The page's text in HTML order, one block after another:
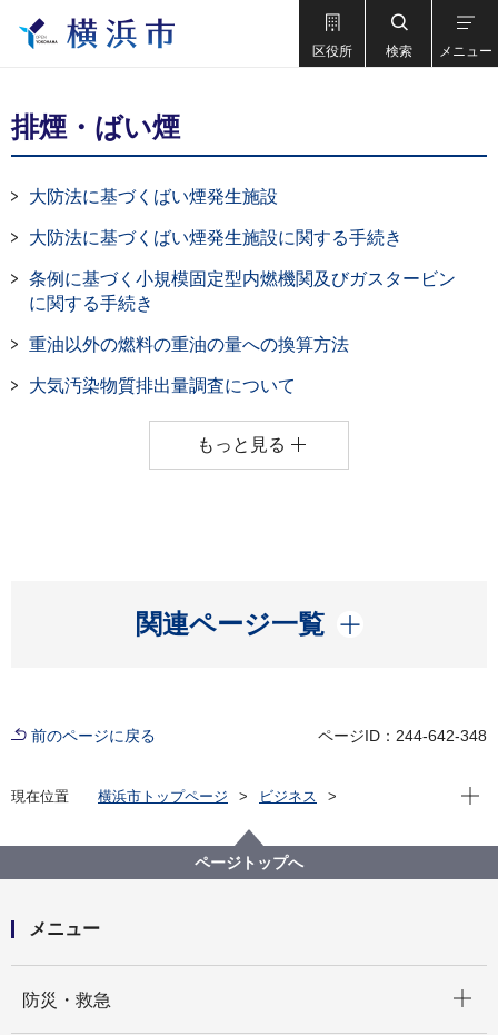
区役所 検索 メニュー
排煙・ばい煙
大防法に基づくばい煙発生施設
大防法に基づくばい煙発生施設に関する手続き
条例に基づく小規模固定型内燃機関及びガスタービン
に関する手続き
重油以外の燃料の重油の量への換算方法
大気汚染物質排出量調査について
もっと見る
関連ページ一覧
開く
前のページに戻る ページID：244-642-348
現在位置 横浜市トップページ
ビジネス
大気・悪臭
現在
ページトップへ
メニュー
防災・救急